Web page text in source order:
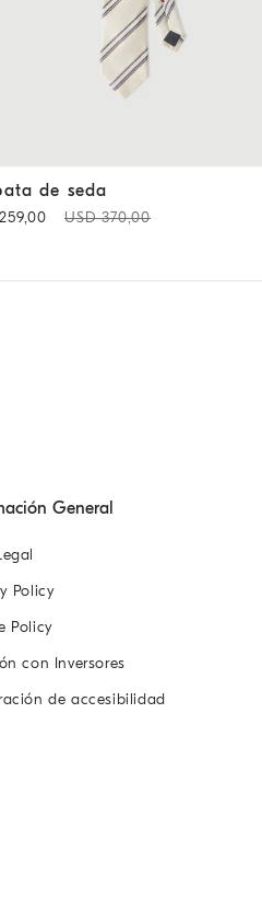
de seda Panamá
de seda
USD 370,00
General
Policy
Policy
con Inversores
de accesibilidad